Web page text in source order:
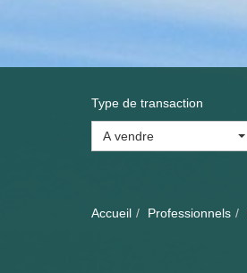
Type de transaction
A vendre
Accueil Professionnels